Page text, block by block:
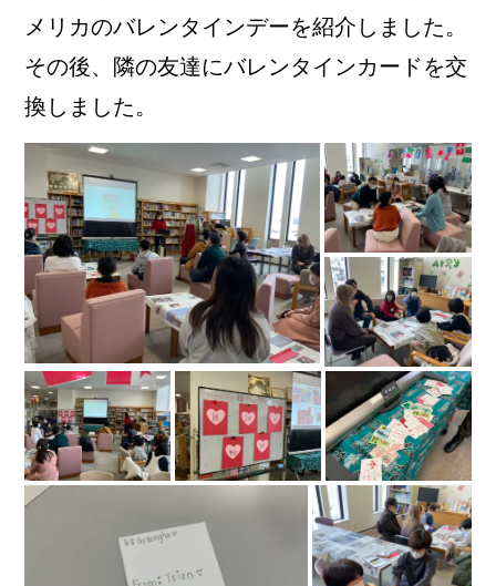
メリカのバレンタインデーを紹介しました。
その後、隣の友達にバレンタインカードを交
換しました。